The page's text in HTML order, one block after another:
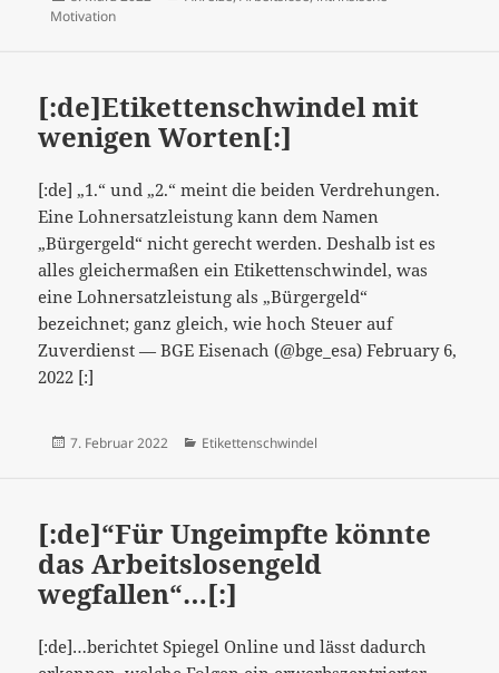
die
genutzt
…
[:]
am
Motivation
[:de]Etikettenschwindel mit
wenigen Worten[:]
[:de] „1.“ und „2.“ meint die beiden Verdrehungen.
Eine Lohnersatzleistung kann dem Namen
„Bürgergeld“ nicht gerecht werden. Deshalb ist es
alles gleichermaßen ein Etikettenschwindel, was
eine Lohnersatzleistung als „Bürgergeld“
bezeichnet; ganz gleich, wie hoch Steuer auf
Zuverdienst — BGE Eisenach (@bge_esa) February 6,
2022 [:]
Veröffentlicht
7. Februar 2022 Kategorien
Etikettenschwindel
[:de]“Für Ungeimpfte könnte
das Arbeitslosengeld
wegfallen“…[:]
[:de]…berichtet Spiegel Online und lässt dadurch